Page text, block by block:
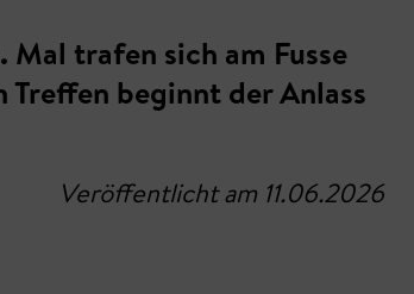
trafen sich am Fusse
Treffen beginnt der Anlass
Veröffentlicht am 11.06.2026